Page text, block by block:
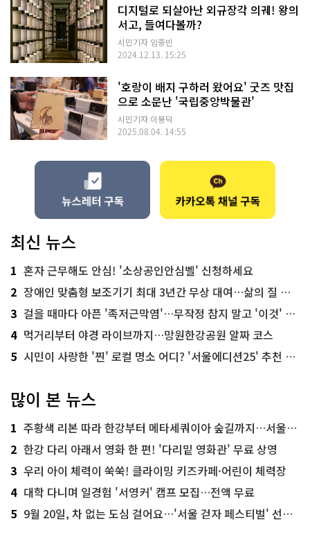
디지털로 되살아난 외규장각 의궤! 왕의
서고, 들여다볼까?
시민기자 임중빈
2024.12.13. 15:25
'호랑이 배지 구하러 왔어요' 굿즈 맛집
으로 소문난 '국립중앙박물관'
시민기자 이봉덕
2025.08.04. 14:55
최신 뉴스
1 혼자 근무해도 안심! '소상공인안심벨' 신청하세요
2 장애인 맞춤형 보조기기 최대 3년간 무상 대여…삶의 질 높인다
3 걸을 때마다 아픈 '족저근막염'…무작정 참지 말고 '이것' 해보세요!
4 먹거리부터 야경 라이브까지…망원한강공원 알짜 코스
5 시민이 사랑한 '찐' 로컬 명소 어디? '서울에디션25' 추천 코스
많이 본 뉴스
1 주황색 리본 따라 한강부터 메타세쿼이아 숲길까지…서울둘레길 15코스
2 한강 다리 아래서 영화 한 편! '다리밑 영화관' 무료 상영
3 우리 아이 체력이 쑥쑥! 클라이밍 키즈카페·어린이 체력장
4 대학 다니며 일경험 '서영커' 캠프 모집…전액 무료
5 9월 20일, 차 없는 도심 걸어요…'서울 걷자 페스티벌' 선착순 5천명